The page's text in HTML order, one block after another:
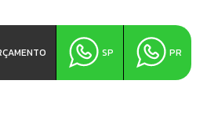
SP PR